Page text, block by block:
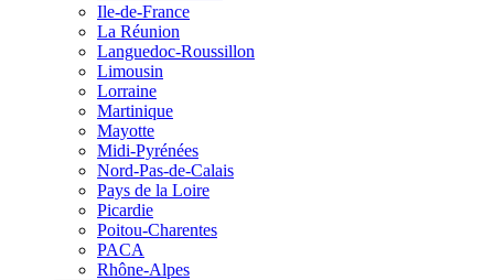
Ile-de-France
La Réunion
Languedoc-Roussillon
Limousin
Lorraine
Martinique
Mayotte
Midi-Pyrénées
Nord-Pas-de-Calais
Pays de la Loire
Picardie
Poitou-Charentes
PACA
Rhône-Alpes